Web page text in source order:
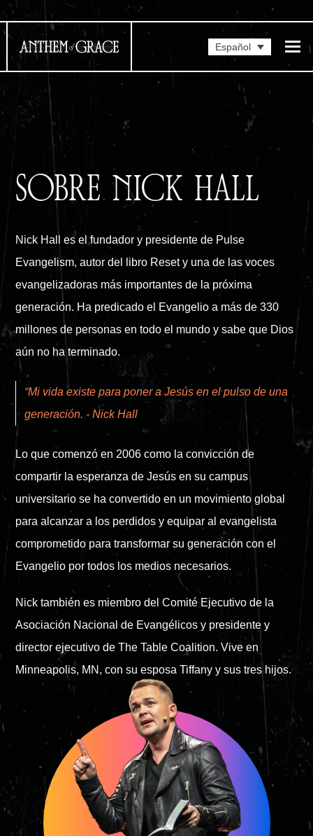
Español
SOBRE NICK HALL
Nick Hall es el fundador y presidente de Pulse
Evangelism, autor del libro Reset y una de las voces
evangelizadoras más importantes de la próxima
generación. Ha predicado el Evangelio a más de 330
millones de personas en todo el mundo y sabe que Dios
aún no ha terminado.
“Mi vida existe para poner a Jesús en el pulso de una
generación. - Nick Hall
Lo que comenzó en 2006 como la convicción de
compartir la esperanza de Jesús en su campus
universitario se ha convertido en un movimiento global
para alcanzar a los perdidos y equipar al evangelista
comprometido para transformar su generación con el
Evangelio por todos los medios necesarios.
Nick también es miembro del Comité Ejecutivo de la
Asociación Nacional de Evangélicos y presidente y
director ejecutivo de The Table Coalition. Vive en
Minneapolis, MN, con su esposa Tiffany y sus tres hijos.